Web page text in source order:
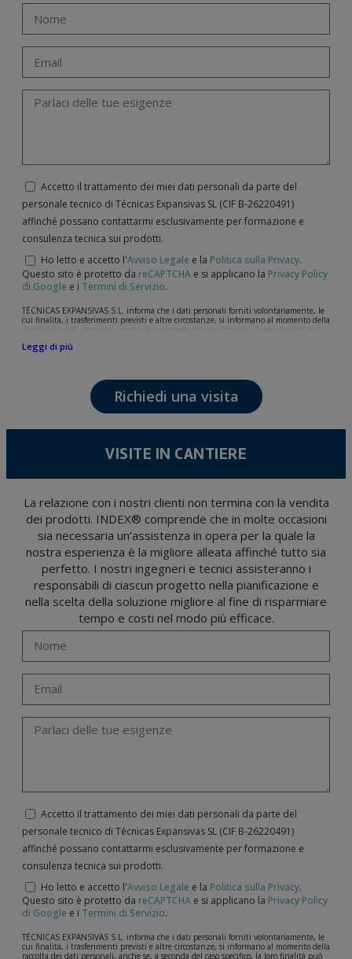
Accetto il trattamento dei miei dati personali da parte del
personale tecnico di Técnicas Expansivas SL (CIF B-­26220491)
affinché possano contattarmi esclusivamente per formazione e
consulenza tecnica sui prodotti.
Ho letto e accetto l'Avviso Legale e la Politica sulla Privacy.
Questo sito è protetto da reCAPTCHA e si applicano la Privacy Policy
di Google e i Termini di Servizio.
TÉCNICAS EXPANSIVAS S.L. informa che i dati personali forniti volontariamente, le
cui finalità, i trasferimenti previsti e altre circostanze, si informano al momento della
raccolta dei dati personali, anche se, a seconda del caso specifico, la loro finalità può
mantenimento della relazione stabilita, la gestione integrale e commerciale dei
I dati contenuti nei nostri archivi sono assolutamente confidenziali e saranno
trattati con la massima riservatezza e nel rispetto di tutti i requisiti del
Regolamento Generale sulla Protezione dei Dati (GDPR) del 27 aprile 2016. I dati
rimarranno registrati nei nostri archivi per il tempo necessario allo scopo per il quale
quello stabilito dalla legislazione vigente e sempre per la durate per cui si presta il
Si raccomanda di non inviare dati personali di alto livello secondo la legislazione
criptati né codificati. Quindi, la responsabilità è di chi li invia.
Gli utenti possono in qualsiasi momento esercitare i loro diritti di accesso, rettifica,
opposizione, cancellazione, limitazione del trattamento o richiesta di portabilità in
conformità con le disposizioni del regolamento generale sulla protezione dei dati
(GDPR) del 27 aprile 2016 inviando una lettera al responsabile del trattamento:
Valentín Gómez, Direttore, insieme a una fotocopia della sua carta d'identità, a
TÉCNICAS EXPANSIVAS SL | P.I. La Portalada II | c/ Segador 13, 26006 | Logroño (La
Rioja) o inviando un’email al seguente indirizzo info@indexfix.com.
Leggi di più
Richiedi una visita
VISITE IN CANTIERE
La relazione con i nostri clienti non termina con la vendita
dei prodotti. INDEX® comprende che in molte occasioni
sia necessaria un’assistenza in opera per la quale la
nostra esperienza è la migliore alleata affinché tutto sia
perfetto. I nostri ingegneri e tecnici assisteranno i
responsabili di ciascun progetto nella pianificazione e
nella scelta della soluzione migliore al fine di risparmiare
tempo e costi nel modo più efficace.
Accetto il trattamento dei miei dati personali da parte del
personale tecnico di Técnicas Expansivas SL (CIF B-­26220491)
affinché possano contattarmi esclusivamente per formazione e
consulenza tecnica sui prodotti.
Ho letto e accetto l'Avviso Legale e la Politica sulla Privacy.
Questo sito è protetto da reCAPTCHA e si applicano la Privacy Policy
di Google e i Termini di Servizio.
TÉCNICAS EXPANSIVAS S.L. informa che i dati personali forniti volontariamente, le
cui finalità, i trasferimenti previsti e altre circostanze, si informano al momento della
raccolta dei dati personali, anche se, a seconda del caso specifico, la loro finalità può